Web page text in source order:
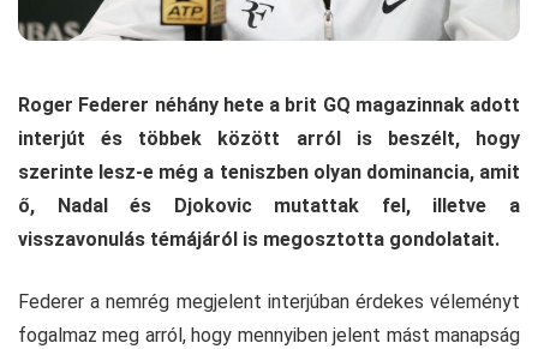
Roger Federer néhány hete a brit GQ magazinnak adott
interjút és többek között arról is beszélt, hogy
szerinte lesz-e még a teniszben olyan dominancia, amit
ő, Nadal és Djokovic mutattak fel, illetve a
visszavonulás témájáról is megosztotta gondolatait.
Federer a nemrég megjelent interjúban érdekes véleményt
fogalmaz meg arról, hogy mennyiben jelent mást manapság